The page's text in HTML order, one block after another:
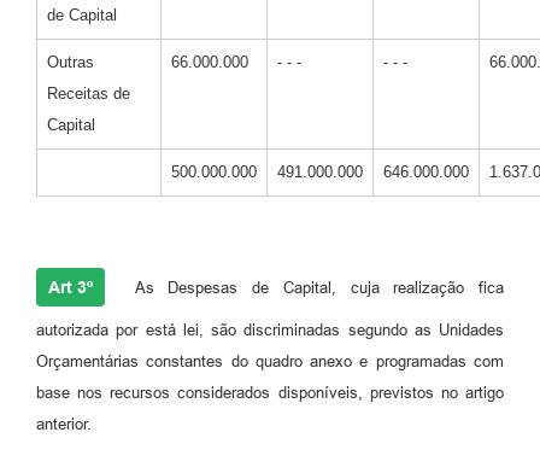
de Capital
Outras
Receitas de
Capital
66.000.000 - - - - - -
500.000.000 491.000.000 646.000.000
Art 3º As Despesas de Capital, cuja realização fica
autorizada por está lei, são discriminadas segundo as Unidades
Orçamentárias constantes do quadro anexo e programadas com
base nos recursos considerados disponíveis, previstos no artigo
anterior.